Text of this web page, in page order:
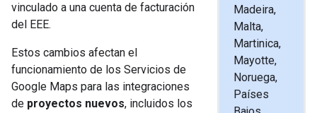
Madeira,
Malta,
Martinica,
Mayotte,
Noruega,
Países
vinculado a una cuenta de facturación
del EEE.
Estos cambios afectan el
funcionamiento de los Servicios de
Google Maps para las integraciones
de proyectos nuevos, incluidos los